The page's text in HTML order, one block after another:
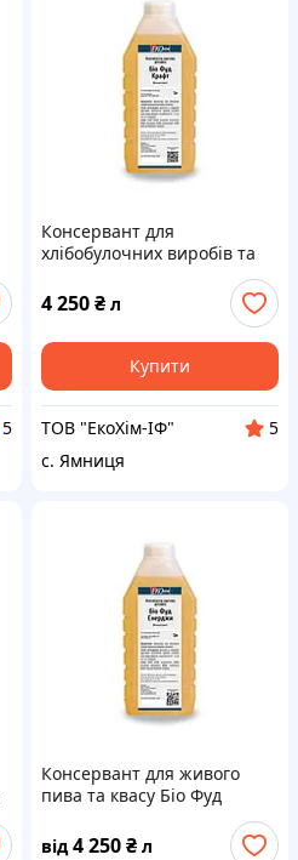
5
Консервант для
хлібобулочних виробів та
випічки Біо Фуд КРАФТ |
Збільшення терміну
придатності | 1 літр
4 250₴ л
Купити
ТОВ "ЕкоХім-ІФ"
5
с. Ямниця
Консервант для живого
пива та квасу Біо Фуд
напоїв, збільшення терміну
від 4 250₴ л